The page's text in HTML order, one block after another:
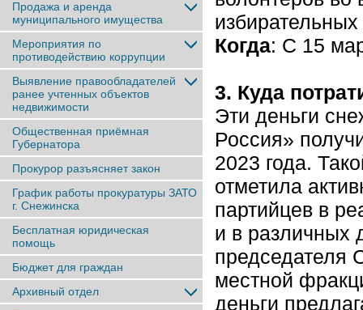
Продажа и аренда
муниципального имущества
Мероприятия по
противодействию коррупции
Выявление правообладателей
ранее учтенныx объектов
недвижимости
Общественная приёмная
Губернатора
Прокурор разъясняет закон
График работы прокуратуры ЗАТО
г. Снежинска
Бесплатная юридическая
помощь
Бюджет для граждан
Архивный отдел
избирательных
Когда: С 15
3. Куда
Эти деньги
Россия»
2023 года.
отметила
партийцев в
и в различных
председателя
местной
деньги